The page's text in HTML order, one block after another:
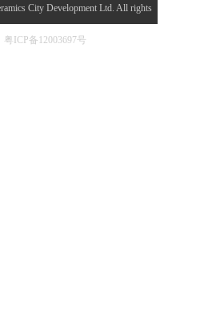
City Development Ltd. All rights
粤ICP备12003697号